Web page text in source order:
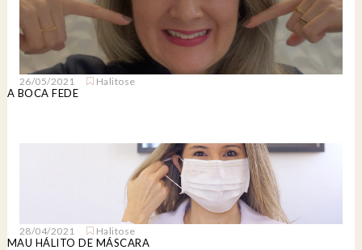
26/05/2021 Halitose
A BOCA FEDE
28/04/2021 Halitose
MAU HÁLITO DE MÁSCARA